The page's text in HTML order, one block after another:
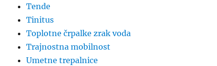
Tende
Tinitus
Toplotne črpalke zrak voda
Trajnostna mobilnost
Umetne trepalnice